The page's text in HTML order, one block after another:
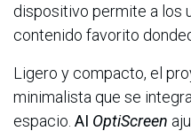
dispositivo permite a los
contenido favorito
Ligero y compacto, el
minimalista que se
espacio. AI OptiScreen